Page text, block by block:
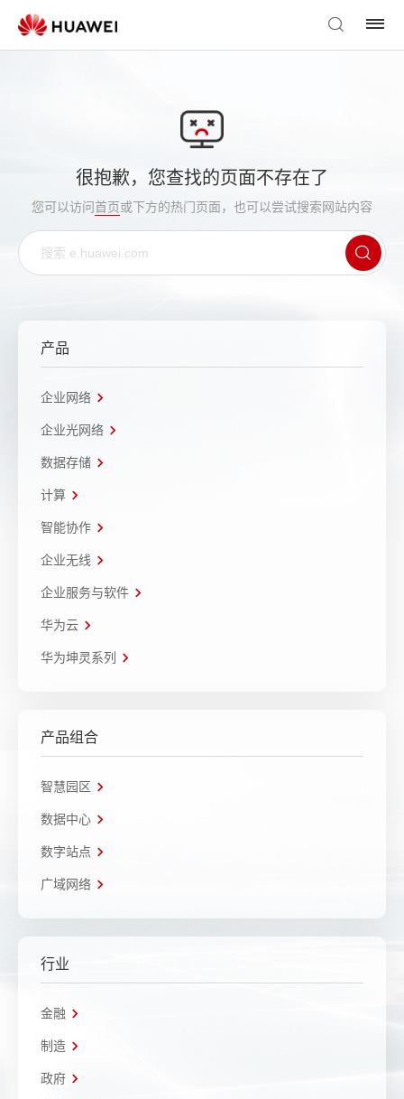
很抱歉，您查找的页面不存在了
您可以访问首页或下方的热门页面，也可以尝试搜索网站内容
产品
企业网络
企业光网络
数据存储
计算
智能协作
企业无线
企业服务与软件
华为云
华为坤灵系列
产品组合
智慧园区
数据中心
数字站点
广域网络
行业
金融
制造
政府